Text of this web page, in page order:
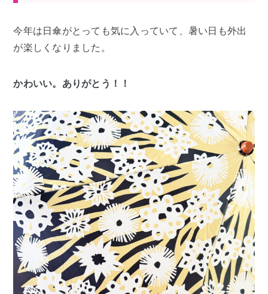
今年は日傘がとっても気に入っていて、暑い日も外出
が楽しくなりました。
かわいい。ありがとう！！